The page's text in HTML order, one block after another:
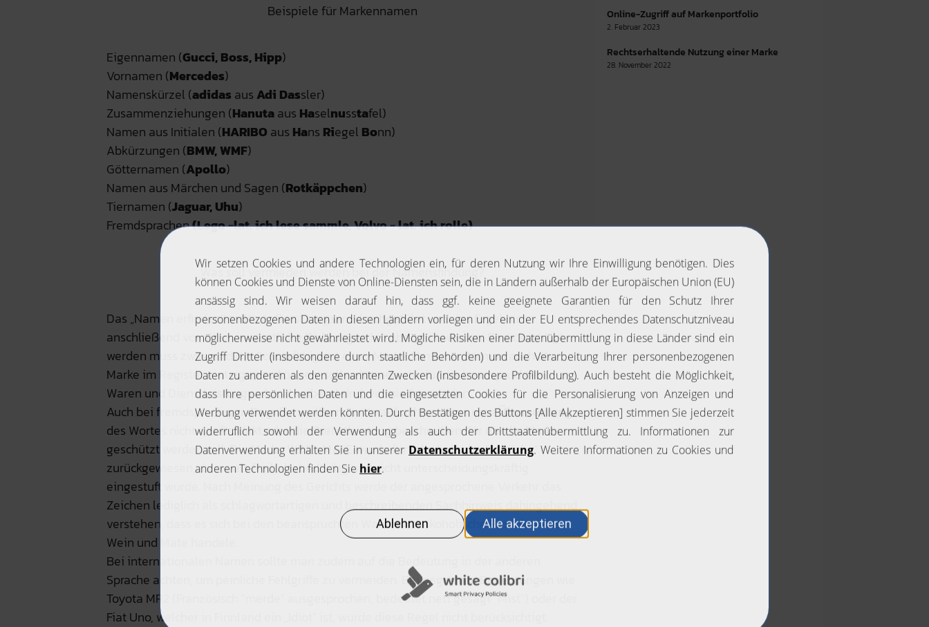
Beispiele für Markennamen
Eigennamen (Gucci, Boss, Hipp)
Vornamen (Mercedes)
Namenskürzel (adidas aus Adi Dassler)
Zusammenziehungen (Hanutaaus Haselnusstafel)
Namen aus Initialen (HARIBO aus Hans Riegel Bonn)
Abkürzungen (BMW, WMF)
Götternamen (Apollo)
Namen aus Märchen und Sagen (Rotkäppchen)
Tiernamen (Jaguar, Uhu)
Fremdsprachen(Lego -lat. ich lese sammle, Volvo - lat. ich rolle)
Was soll vermieden werden bei der Namensfindung?
Das „Namen erfinden“ sollte äußerst sorgsam durchgeführt und das Ergebnis
anschließend vor allem in sämtliche Richtungen hin überprüft werden. Berücksichtigt
werden muss zwingend die Schutzfähigkeit einer Marke. Um einen Namen auch als
Marke im Register eintragen zu können, sollen Namen, die für die beanspruchten
Waren und Dienstleistungen beschreibend sind, vermieden werden.
Auch bei fremdsprachigen Begriffen sollte man darauf achten, dass eineÜbersetzung
des Wortes nicht das Produkt oder die Dienstleistung beschreiben, für die die Marke
geschützt werden soll. Die Marke WINE-MATE wurde für „alkoholische Getränke“
zurückgewiesen, da sie als freihaltebedürftig und nicht unterscheidungskräftig
eingestuft wurde. Nach Meinung des Gerichts werde der angesprochene Verkehr das
Zeichen lediglich als schlagwortartigen und beschreibenden Sachhinweis dahingehend
verstehen, dass es sich bei den beanspruchten Waren um alkoholische Produkte aus
Wein und Mate handele.
Bei internationalen Namen sollte man zudem auf die Bedeutung in der anderen
Sprache achten, um peinliche Fehlgriffe zu vermeiden. Bei negativen Bedeutungen wie
Toyota MR2 (Französisch "merde" ausgesprochen, bedeutet nett gesagt "Mist") oder der
Fiat Uno, welcher in Finnland ein „Idiot“ ist, wurde diese Regel nicht berücksichtigt.
Online-Zugriff auf Markenportfolio
2. Februar 2023
Rechtserhaltende Nutzung einer Marke
28. November 2022